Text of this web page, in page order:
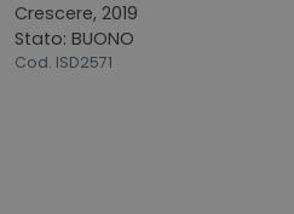
Crescere, 2019
Stato: BUONO
Cod. ISD2571